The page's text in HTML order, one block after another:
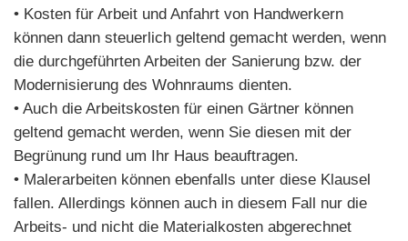
• Kosten für Arbeit und Anfahrt von Handwerkern
können dann steuerlich geltend gemacht werden, wenn
die durchgeführten Arbeiten der Sanierung bzw. der
Modernisierung des Wohnraums dienten.
• Auch die Arbeitskosten für einen Gärtner können
geltend gemacht werden, wenn Sie diesen mit der
Begrünung rund um Ihr Haus beauftragen.
• Malerarbeiten können ebenfalls unter diese Klausel
fallen. Allerdings können auch in diesem Fall nur die
Arbeits- und nicht die Materialkosten abgerechnet